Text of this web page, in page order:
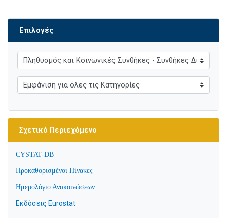
Επιλογές
Σχετικό Περιεχόμενο
CYSTAT-DB
Προκαθορισμένοι Πίνακες
Ημερολόγιο Ανακοινώσεων
Εκδόσεις Eurostat